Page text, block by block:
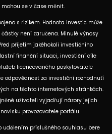
se v čase měnit.
s rizikem. Hodnota investic může
není zaručena. Minulé výnosy
přijetím jakéhokoli investičního
finanční situaci, investiční cíle
licencovaného poskytovatele
odpovědnost za investiční rozhodnutí
na těchto internetových stránkách.
uživateli vyjadřují názory jejich
provozovatele portálu.
udělením příslušného souhlasu bere